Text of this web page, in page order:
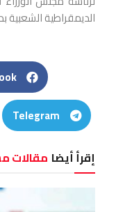
الديمقراطية
Telegram
إقرأ أيضا مقالات